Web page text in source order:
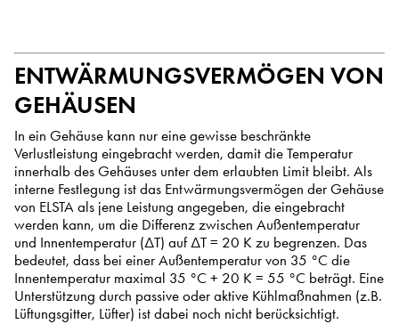
ENTWÄRMUNGSVERMÖGEN VON
GEHÄUSEN
In ein Gehäuse kann nur eine gewisse beschränkte
Verlustleistung eingebracht werden, damit die Temperatur
innerhalb des Gehäuses unter dem erlaubten Limit bleibt. Als
interne Festlegung ist das Entwärmungsvermögen der Gehäuse
von ELSTA als jene Leistung angegeben, die eingebracht
werden kann, um die Differenz zwischen Außentemperatur
und Innentemperatur (ΔT) auf ΔT = 20 K zu begrenzen. Das
bedeutet, dass bei einer Außentemperatur von 35 °C die
Innentemperatur maximal 35 °C + 20 K = 55 °C beträgt. Eine
Unterstützung durch passive oder aktive Kühlmaßnahmen (z.B.
Lüftungsgitter, Lüfter) ist dabei noch nicht berücksichtigt.